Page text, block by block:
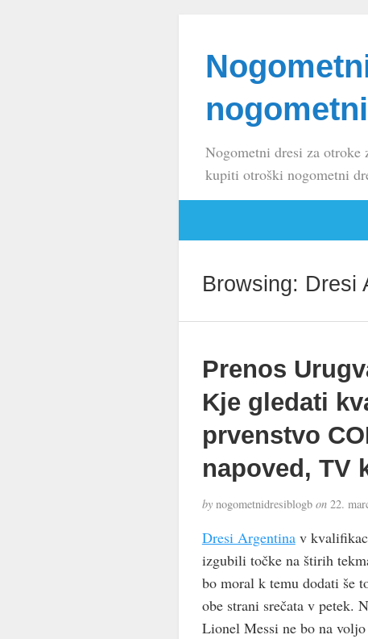
Nogometni dresi za
kupiti otroški nogometni
Browsing: Dresi
Prenos
Kje gledati
prvenstvo
napoved, TV
bynogometnidresiblogb on22.
Dresi Argentinav
izgubili točke na štirih
bo moral k temu dodati še
obe strani srečata v petek.
Lionel Messi ne bo na